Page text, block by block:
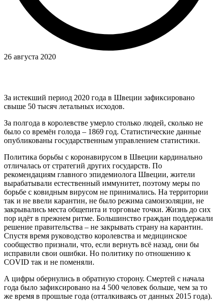
26 августа 2020
За истекший период 2020 года в Швеции зафиксировано
свыше 50 тысяч летальных исходов.
За полгода в королевстве умерло столько людей, сколько не
было со времён голода – 1869 год. Статистические данные
опубликованы государственным управлением статистики.
Политика борьбы с коронавирусом в Швеции кардинально
отличалась от стратегий других государств. По
рекомендациям главного эпидемиолога Швеции, жители
вырабатывали естественный иммунитет, поэтому меры по
борьбе с ковидным вирусом не принимались. На территории
так и не ввели карантин, не было режима самоизоляции, не
закрывались места общепита и торговые точки. Жизнь до сих
пор идёт в прежнем ритме. Большинство граждан поддержали
решение правительства – не закрывать страну на карантин.
Спустя время руководство королевства и медицинское
сообщество признали, что, если вернуть всё назад, они бы
исправили свои ошибки. Но политику по отношению к
COVID так и не поменяли.
А цифры обернулись в обратную сторону. Смертей с начала
года было зафиксировано на 4 500 человек больше, чем за то
же время в прошлые года (отталкиваясь от данных 2015 года).